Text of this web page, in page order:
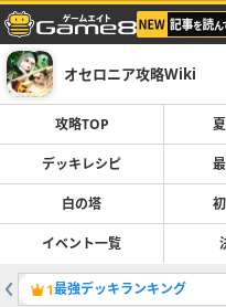
オセロニア攻略Wiki
攻略TOP
デッキレシピ
白の塔
イベント一覧
1最強デッキランキング